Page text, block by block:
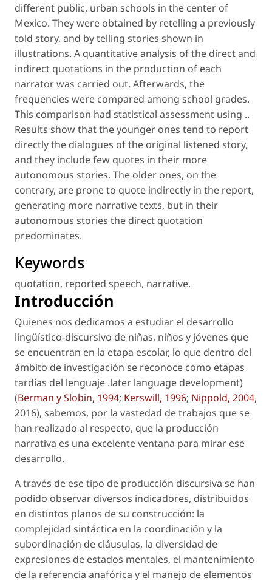
different public, urban schools in the center of
Mexico. They were obtained by retelling a previously
told story, and by telling stories shown in
illustrations. A quantitative analysis of the direct and
indirect quotations in the production of each
narrator was carried out. Afterwards, the
frequencies were compared among school grades.
This comparison had statistical assessment using ..
Results show that the younger ones tend to report
directly the dialogues of the original listened story,
and they include few quotes in their more
autonomous stories. The older ones, on the
contrary, are prone to quote indirectly in the report,
generating more narrative texts, but in their
autonomous stories the direct quotation
predominates.
Keywords
quotation, reported speech, narrative.
Introducción
Quienes nos dedicamos a estudiar el desarrollo
lingüístico-discursivo de niñas, niños y jóvenes que
se encuentran en la etapa escolar, lo que dentro del
ámbito de investigación se reconoce como etapas
tardías del lenguaje .later language development)
(Berman y Slobin, 1994; Kerswill, 1996; Nippold, 2004,
2016), sabemos, por la vastedad de trabajos que se
han realizado al respecto, que la producción
narrativa es una excelente ventana para mirar ese
desarrollo.
A través de ese tipo de producción discursiva se han
podido observar diversos indicadores, distribuidos
en distintos planos de su construcción: la
complejidad sintáctica en la coordinación y la
subordinación de cláusulas, la diversidad de
expresiones de estados mentales, el mantenimiento
de la referencia anafórica y el manejo de elementos